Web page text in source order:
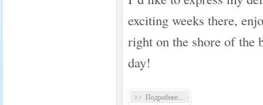
exciting weeks there,
right on the shore of the
day!
Подробнее...